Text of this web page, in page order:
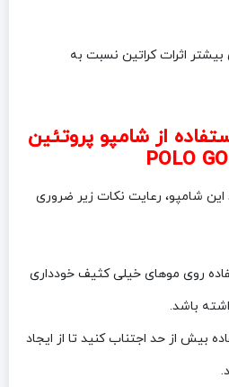
بیشتر اثرات کراتین نسبت به
از شامپو پروتئین
این شامپو، رعایت نکات زیر ضروری
روی موهای خیلی کثیف خودداری
باشد.
بیش از حد اجتناب کنید تا از ایجاد